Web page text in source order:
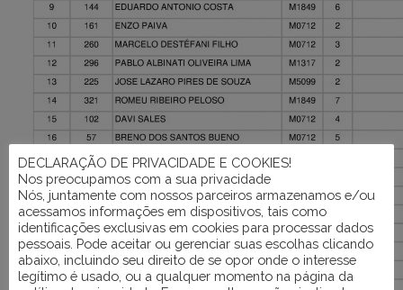
DECLARAÇÃO DE PRIVACIDADE E COOKIES!
Nos preocupamos com a sua privacidade
Nós, juntamente com nossos parceiros armazenamos e/ou
acessamos informações em dispositivos, tais como
identificações exclusivas em cookies para processar dados
pessoais. Pode aceitar ou gerenciar suas escolhas clicando
abaixo, incluindo seu direito de se opor onde o interesse
legítimo é usado, ou a qualquer momento na página da